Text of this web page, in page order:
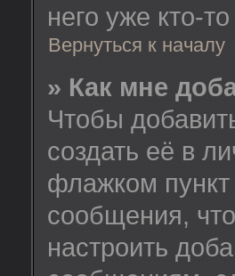
него уже кто-
Вернуться к началу
» Как мне
Чтобы
создать её в
флажком пункт
сообщения,
настроить